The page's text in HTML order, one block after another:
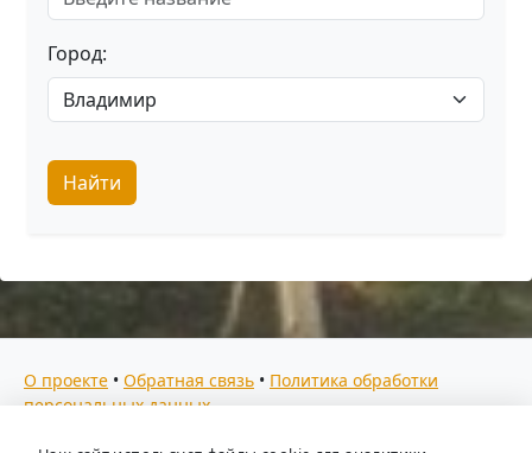
Город:
Найти
О проекте • Обратная связь • Политика обработки
персональных данных